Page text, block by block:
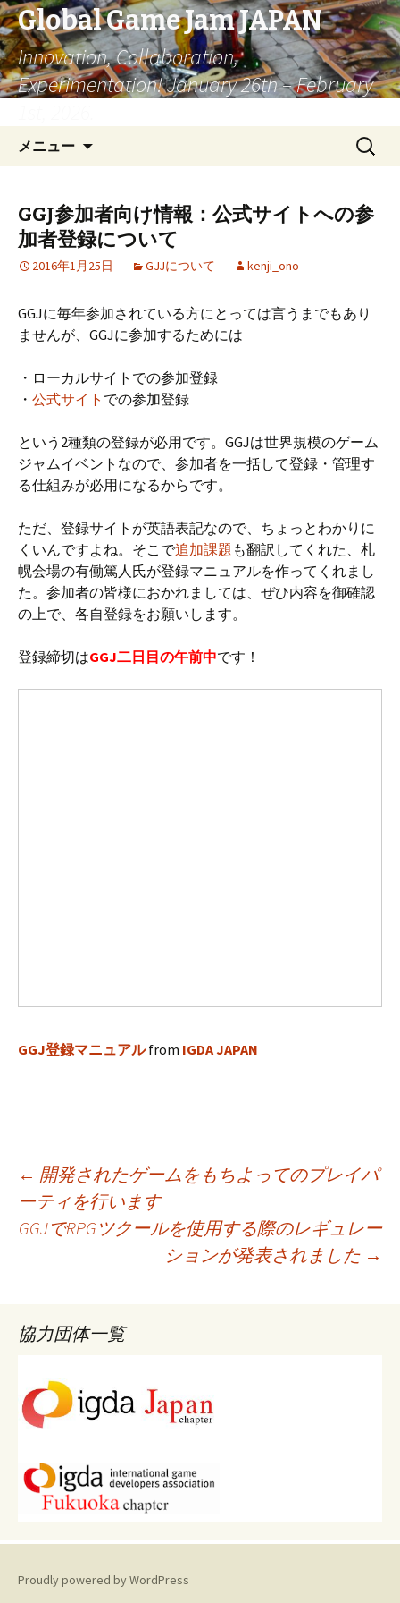
Global Game Jam JAPAN
Innovation, Collaboration,
Experimentation! January 26th – February
メニュー
ン
ツ
へ
移
検
索:
GGJ参加者向け情報：公式サイトへの参
加者登録について
2016年1月25日 GJJについて kenji_ono
GGJに毎年参加されている方にとっては言うまでもあり
ませんが、GGJに参加するためには
・ローカルサイトでの参加登録
・ 公式サイト での参加登録
という2種類の登録が必用です。GGJは世界規模のゲーム
ジャムイベントなので、参加者を一括して登録・管理す
る仕組みが必用になるからです。
ただ、登録サイトが英語表記なので、ちょっとわかりに
くいんですよね。そこで追加課題 も翻訳してくれた、札
幌会場の有働篤人氏が登録マニュアルを作ってくれまし
た。参加者の皆様におかれましては、ぜひ内容を御確認
の上で、各自登録をお願いします。
登録締切はGGJ二日目の午前中です！
GGJ登録マニュアル from IGDA JAPAN
投
稿
ビ
ゲ
ー
シ
ョ
← 開発されたゲームをもちよってのプレイパ
ーティを行います
GGJでRPGツクールを使用する際のレギュレー
ションが発表されました →
協力団体一覧
Proudly powered by WordPress